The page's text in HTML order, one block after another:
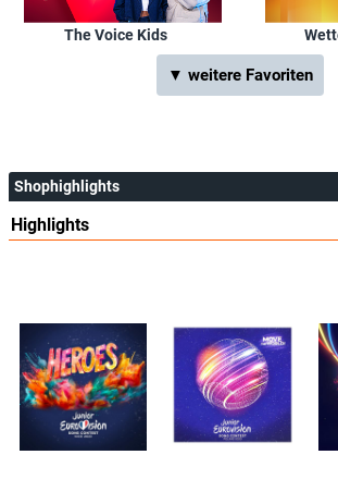
The Voice Kids
▼ weitere Favoriten
Shophighlights
Highlights